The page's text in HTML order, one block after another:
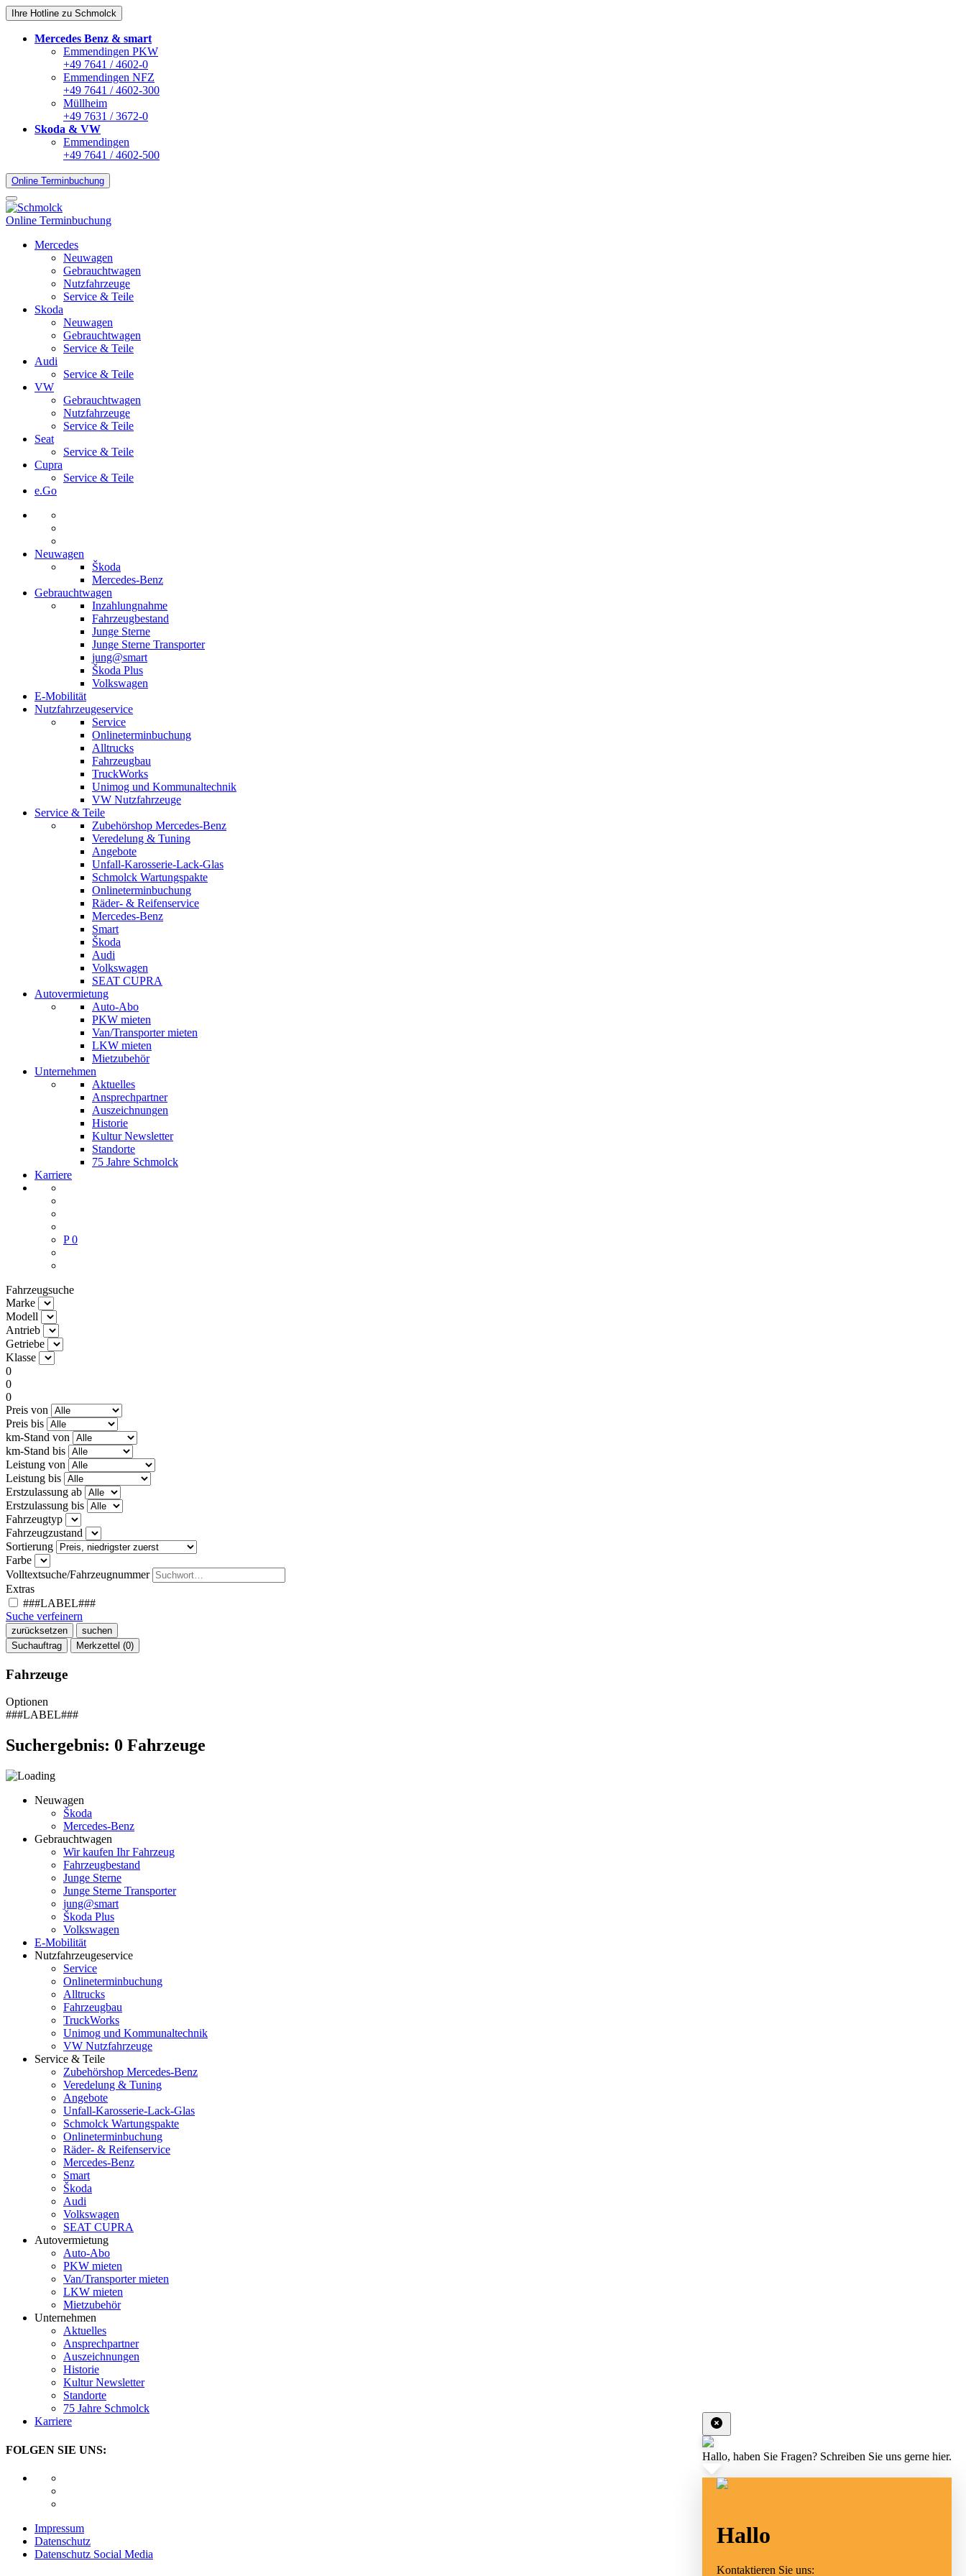
Ihre Hotline zu Schmolck
Mercedes Benz & smart
Emmendingen PKW
+49 7641 / 4602-0
Emmendingen NFZ
+49 7641 / 4602-300
Müllheim
+49 7631 / 3672-0
Skoda & VW
Emmendingen
+49 7641 / 4602-500
Online Terminbuchung
Online Terminbuchung
Mercedes
Neuwagen
Gebrauchtwagen
Nutzfahrzeuge
Service & Teile
Skoda
Neuwagen
Gebrauchtwagen
Service & Teile
Audi
Service & Teile
VW
Gebrauchtwagen
Nutzfahrzeuge
Service & Teile
Seat
Service & Teile
Cupra
Service & Teile
e.Go
Neuwagen
Škoda
Mercedes-Benz
Gebrauchtwagen
Inzahlungnahme
Fahrzeugbestand
Junge Sterne
Junge Sterne Transporter
jung@smart
Škoda Plus
Volkswagen
E-Mobilität
Nutzfahrzeugeservice
Service
Onlineterminbuchung
Alltrucks
Fahrzeugbau
TruckWorks
Unimog und Kommunaltechnik
VW Nutzfahrzeuge
Service & Teile
Zubehörshop Mercedes-Benz
Veredelung & Tuning
Angebote
Unfall-Karosserie-Lack-Glas
Schmolck Wartungspakte
Onlineterminbuchung
Räder- & Reifenservice
Mercedes-Benz
Smart
Škoda
Audi
Volkswagen
SEAT CUPRA
Autovermietung
Auto-Abo
PKW mieten
Van/Transporter mieten
LKW mieten
Mietzubehör
Unternehmen
Aktuelles
Ansprechpartner
Auszeichnungen
Historie
Kultur Newsletter
Standorte
75 Jahre Schmolck
Karriere
P 0
Fahrzeugsuche
Marke
Modell
Antrieb
Getriebe
Klasse
0
0
0
Preis von
Preis bis
km-Stand von
km-Stand bis
Leistung von
Leistung bis
Erstzulassung ab
Erstzulassung bis
Fahrzeugtyp
Fahrzeugzustand
Sortierung
Farbe
Volltextsuche/Fahrzeugnummer
Extras
###LABEL###
Suche verfeinern
zurücksetzen
suchen
Suchauftrag
Merkzettel (0)
Fahrzeuge
Optionen
###LABEL###
Suchergebnis: 0 Fahrzeuge
Neuwagen
Škoda
Mercedes-Benz
Gebrauchtwagen
Wir kaufen Ihr Fahrzeug
Fahrzeugbestand
Junge Sterne
Junge Sterne Transporter
jung@smart
Škoda Plus
Volkswagen
E-Mobilität
Nutzfahrzeugeservice
Service
Onlineterminbuchung
Alltrucks
Fahrzeugbau
TruckWorks
Unimog und Kommunaltechnik
VW Nutzfahrzeuge
Service & Teile
Zubehörshop Mercedes-Benz
Veredelung & Tuning
Angebote
Unfall-Karosserie-Lack-Glas
Schmolck Wartungspakte
Onlineterminbuchung
Räder- & Reifenservice
Mercedes-Benz
Smart
Škoda
Audi
Volkswagen
SEAT CUPRA
Autovermietung
Auto-Abo
PKW mieten
Van/Transporter mieten
LKW mieten
Mietzubehör
Unternehmen
Aktuelles
Ansprechpartner
Auszeichnungen
Historie
Kultur Newsletter
Standorte
75 Jahre Schmolck
Karriere
FOLGEN SIE UNS:
Impressum
Datenschutz
Datenschutz Social Media
Hallo, haben Sie Fragen? Schreiben Sie uns gerne hier.
Hallo
Kontaktieren Sie uns: